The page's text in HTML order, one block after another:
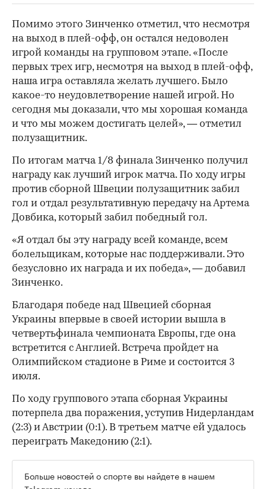
00:00
Помимо этого Зинченко отметил, что несмотря
на выход в плей-офф, он остался недоволен
игрой команды на групповом этапе. «После
первых трех игр, несмотря на выход в плей-офф,
наша игра оставляла желать лучшего. Было
какое-то неудовлетворение нашей игрой. Но
сегодня мы доказали, что мы хорошая команда
и что мы можем достигать целей», — отметил
полузащитник.
По итогам матча 1/8 финала Зинченко получил
награду как лучший игрок матча. По ходу игры
против сборной Швеции полузащитник забил
гол и отдал результативную передачу на Артема
Довбика, который забил победный гол.
«Я отдал бы эту награду всей команде, всем
болельщикам, которые нас поддерживали. Это
безусловно их награда и их победа», — добавил
Зинченко.
Благодаря победе над Швецией сборная
Украины впервые в своей истории вышла в
четвертьфинала чемпионата Европы, где она
встретится с Англией. Встреча пройдет на
Олимпийском стадионе в Риме и состоится 3
июля.
По ходу группового этапа сборная Украины
потерпела два поражения, уступив Нидерландам
(2:3) и Австрии (0:1). В третьем матче ей удалось
переиграть Македонию (2:1).
Больше новостей о спорте вы найдете в нашем